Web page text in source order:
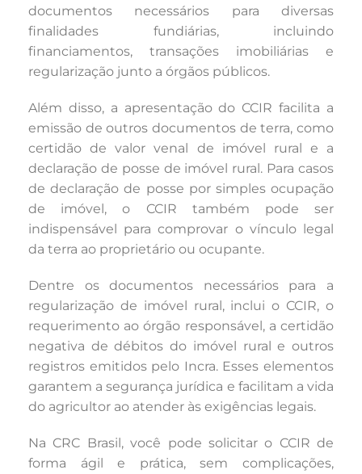
documentos necessários para diversas
finalidades fundiárias, incluindo
financiamentos, transações imobiliárias e
regularização junto a órgãos públicos.
Além disso, a apresentação do CCIR facilita a
emissão de outros documentos de terra, como
certidão de valor venal de imóvel rural e a
declaração de posse de imóvel rural. Para casos
de declaração de posse por simples ocupação
de imóvel, o CCIR também pode ser
indispensável para comprovar o vínculo legal
da terra ao proprietário ou ocupante.
Dentre os documentos necessários para a
regularização de imóvel rural, inclui o CCIR, o
requerimento ao órgão responsável, a certidão
negativa de débitos do imóvel rural e outros
registros emitidos pelo Incra. Esses elementos
garantem a segurança jurídica e facilitam a vida
do agricultor ao atender às exigências legais.
Na CRC Brasil, você pode solicitar o CCIR de
forma ágil e prática, sem complicações,